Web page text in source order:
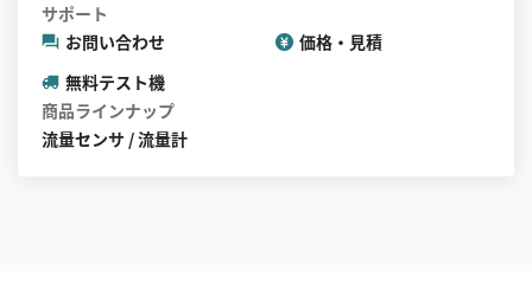
サポート
お問い合わせ
価格・見積
無料テスト機
商品ラインナップ
流量センサ / 流量計